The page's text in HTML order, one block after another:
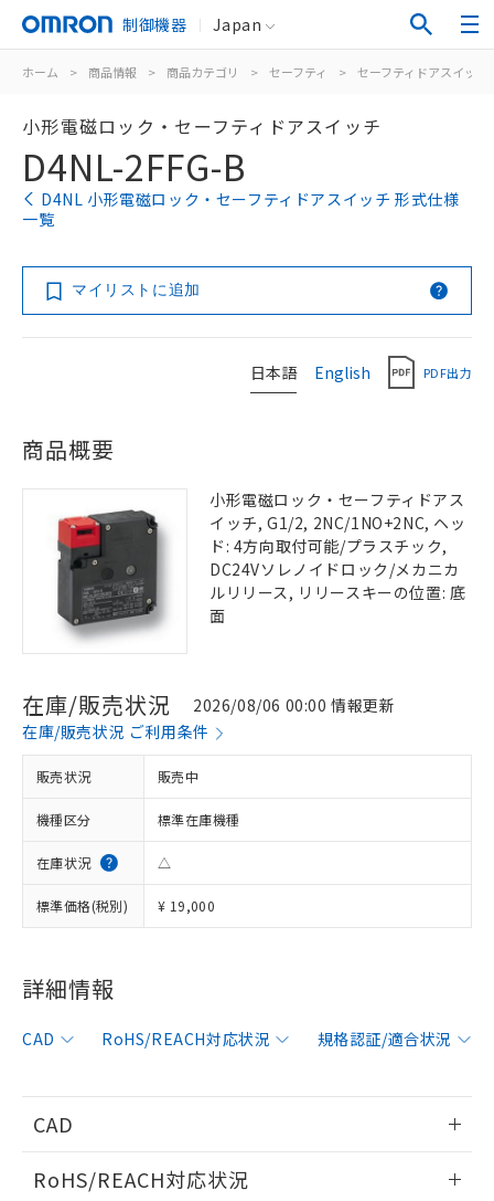
制御機器 Japan
ホーム > 商品情報 > 商品カテゴリ > セーフティ > セーフティドアスイッチ
小形電磁ロック・セーフティドアスイッチ
D4NL-2FFG-B
D4NL 小形電磁ロック・セーフティドアスイッチ 形式仕様
一覧
マイリストに追加
日本語 English PDF出力
商品概要
小形電磁ロック・セーフティドアス
イッチ, G1/2, 2NC/1NO+2NC, ヘッ
ド: 4方向取付可能/プラスチック,
DC24Vソレノイドロック/メカニカ
ルリリース, リリースキーの位置: 底
面
在庫/販売状況
2026/08/06 00:00 情報更新
在庫/販売状況 ご利用条件
販売状況 販売中
機種区分 標準在庫機種
在庫状況 △
標準価格(税別) ¥ 19,000
詳細情報
CAD RoHS/REACH対応状況 規格認証/適合状況
CAD
RoHS/REACH対応状況